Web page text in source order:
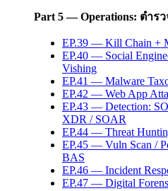
Part 5 — Operations: ตำร
EP.39 — Kill Chain +
EP.40 — Social
Vishing
EP.41 — Malware
EP.42 — Web App
EP.43 — Detection:
XDR / SOAR
EP.44 — Threat
EP.45 — Vuln Scan /
BAS
EP.46 — Incident
EP.47 — Digital